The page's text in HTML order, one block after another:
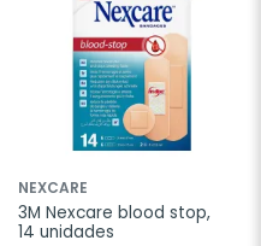
NEXCARE
3M Nexcare blood stop,
14 unidades